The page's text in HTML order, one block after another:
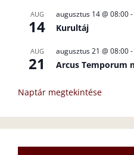
AUG
14
augusztus 14 @ 08:00-
Kurultáj
AUG
21
augusztus 21 @ 08:00-
Arcus Temporum
Naptár megtekintése